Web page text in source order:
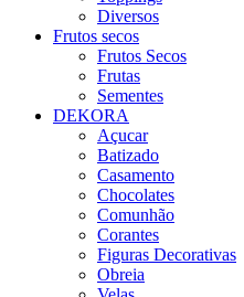
Diversos
Frutos secos
Frutos Secos
Frutas
Sementes
DEKORA
Açucar
Batizado
Casamento
Chocolates
Comunhão
Corantes
Figuras Decorativas
Obreia